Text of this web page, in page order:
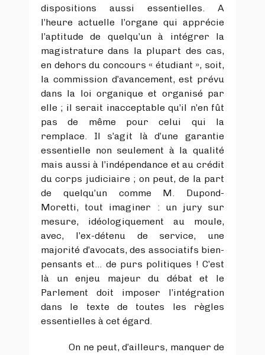
dispositions aussi essentielles. A
l’heure actuelle l’organe qui apprécie
l’aptitude de quelqu’un à intégrer la
magistrature dans la plupart des cas,
en dehors du concours « étudiant », soit,
la commission d’avancement, est prévu
dans la loi organique et organisé par
elle ; il serait inacceptable qu’il n’en fût
pas de même pour celui qui la
remplace. Il s’agit là d’une garantie
essentielle non seulement à la qualité
mais aussi à l’indépendance et au crédit
du corps judiciaire ; on peut, de la part
de quelqu’un comme M. Dupond-
Moretti, tout imaginer : un jury sur
mesure, idéologiquement au moule,
avec, l’ex-détenu de service, une
majorité d’avocats, des associatifs bien-
pensants et… de purs politiques ! C’est
là un enjeu majeur du débat et le
Parlement doit imposer l’intégration
dans le texte de toutes les règles
essentielles à cet égard.
On ne peut, d’ailleurs, manquer de